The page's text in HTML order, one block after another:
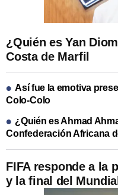
FIFA responde a la
y la final del
¿Quién es Yan
Costa de Marfil
Así fue la emotiva
Colo-Colo
¿Quién es Ahmad
Confederación Africana